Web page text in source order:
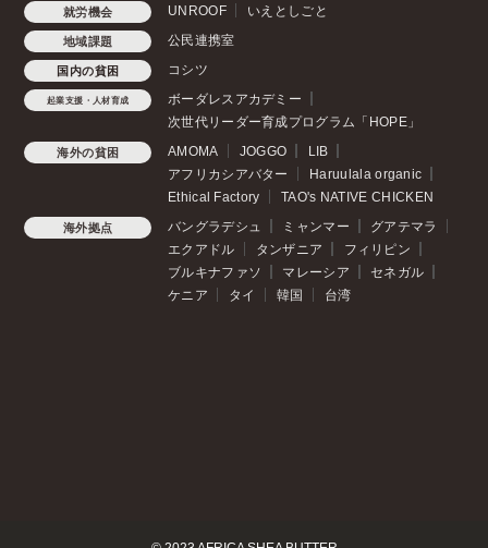
就労機会 UNROOF いえとしごと
地域課題 公民連携室
国内の貧困 コシツ
起業支援・人材育成
ボーダレスアカデミー
次世代リーダー育成プログラム「HOPE」
海外の貧困 AMOMA JOGGO
LIB
アフリカシアバター
Haruulala organic
Ethical Factory
TAO's NATIVE CHICKEN
海外拠点 バングラデシュ ミャンマー
グアテマラ
エクアドル
タンザニア
フィリピン
ブルキナファソ
マレーシア
セネガル
ケニア
タイ 韓国 台湾